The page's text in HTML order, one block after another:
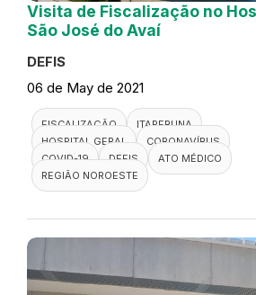
Visita de Fiscalização no
São José do Avaí
DEFIS
06 de May de 2021
FISCALIZAÇÃO
ITAPERUNA
HOSPITAL GERAL
CORONAVÍRUS
COVID-19
DEFIS
ATO MÉDICO
REGIÃO NOROESTE